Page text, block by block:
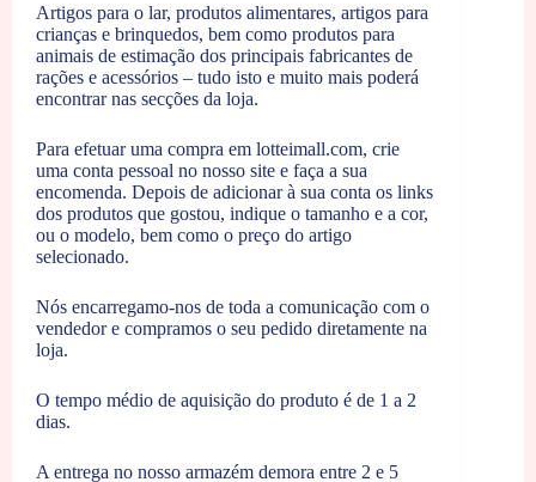
Artigos para o lar, produtos alimentares, artigos para
crianças e brinquedos, bem como produtos para
animais de estimação dos principais fabricantes de
rações e acessórios – tudo isto e muito mais poderá
encontrar nas secções da loja.
Para efetuar uma compra em lotteimall.com, crie
uma conta pessoal no nosso site e faça a sua
encomenda. Depois de adicionar à sua conta os links
dos produtos que gostou, indique o tamanho e a cor,
ou o modelo, bem como o preço do artigo
selecionado.
Nós encarregamo-nos de toda a comunicação com o
vendedor e compramos o seu pedido diretamente na
loja.
O tempo médio de aquisição do produto é de 1 a 2
dias.
A entrega no nosso armazém demora entre 2 e 5